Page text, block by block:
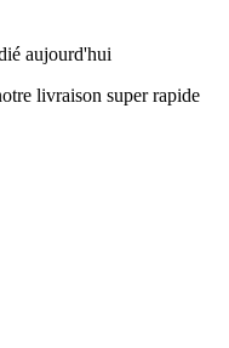
aujourd'hui
livraison super rapide